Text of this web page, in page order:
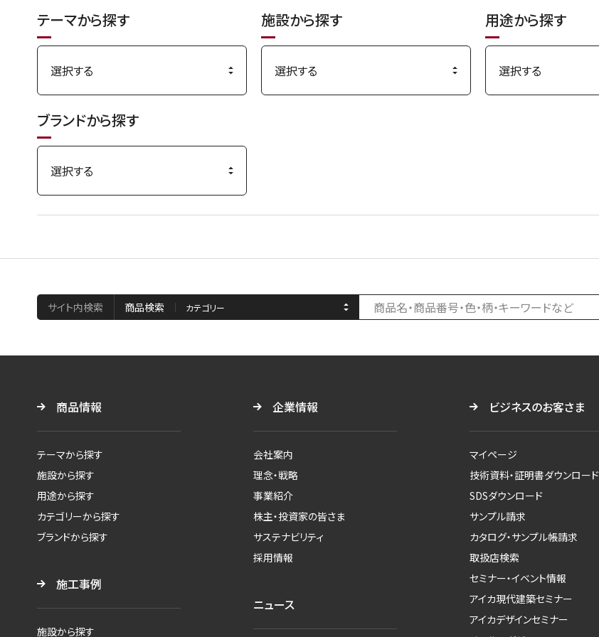
す
テーマから探す 施設から探す 用途から探す
ブランドから探す
サイト内検索 商品検索
商品情報
テーマから探す
施設から探す
用途から探す
カテゴリーから探す
ブランドから探す
施工事例
施設から探す
企業情報
会社案内
理念・戦略
事業紹介
株主・投資家の皆さま
サステナビリティ
採用情報
ニュース
ビジネスのお客さま
マイページ
技術資料・証明書ダウンロード
SDSダウンロード
サンプル請求
カタログ・サンプル帳請求
取扱店検索
セミナー・イベント情報
アイカ現代建築セミナー
アイカデザインセミナー